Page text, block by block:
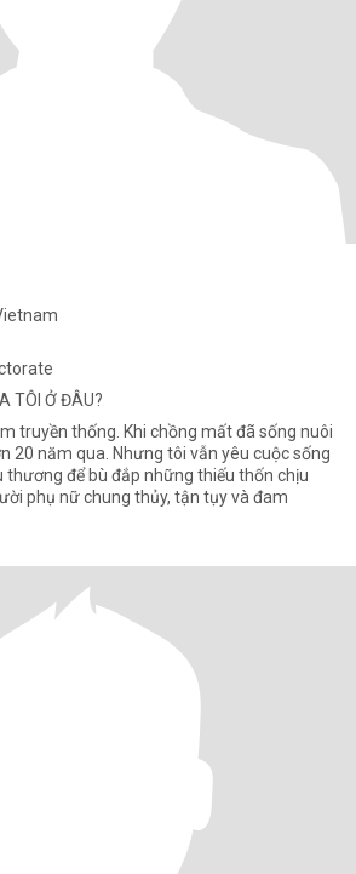
TÔI Ở ĐÂU?
truyền thống. Khi chồng mất đã sống nuôi
20 năm qua. Nhưng tôi vẫn yêu cuộc sống
thương để bù đắp những thiếu thốn chịu
phụ nữ chung thủy, tận tụy và đam